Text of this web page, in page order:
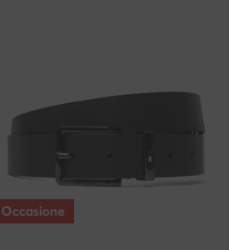
Occasione